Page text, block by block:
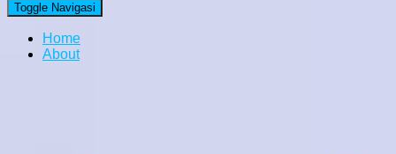
Toggle Navigasi
Home
About